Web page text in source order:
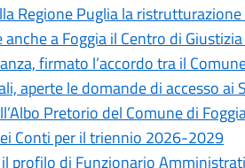
Regione Puglia la ristrutturazione
a Foggia il Centro di
firmato l’accordo tra il
aperte le domande di accesso ai
Pretorio del Comune di
Conti per il triennio 2026-2029
profilo di Funzionario